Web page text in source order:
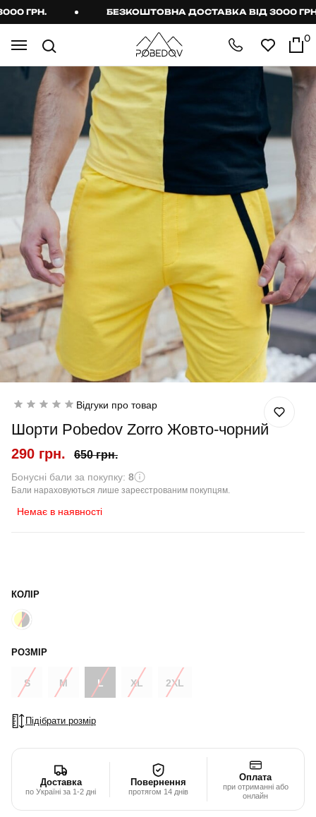
ГРН. БЕЗКОШТОВНА ДОСТАВКА ВІД 3000 ГРН.
0
Відгуки про товар
Шорти Pobedov Zorro Жовто-чорний
290 грн. 650 грн.
Бонусні бали за покупку: 8
Бали нараховуються лише зареєстрованим покупцям.
Немає в наявності
КОЛІР
РОЗМІР
S M L XL 2XL
Підібрати розмір
Доставка
по Україні за 1-2 дні
Повернення
протягом 14 днів
Оплата
при отриманні або
онлайн